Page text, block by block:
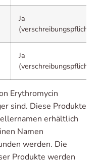
Ja
(verschreibungspflichtig)
Ja
(verschreibungspflichtig)
Erythromycin
sind. Diese Produkte
erhältlich
Namen
werden. Die
Produkte werden